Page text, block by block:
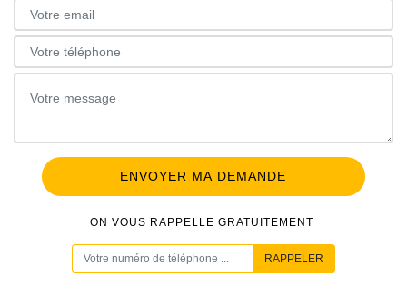
ON VOUS RAPPELLE GRATUITEMENT